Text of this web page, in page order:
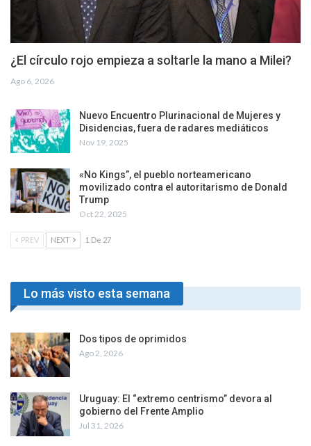
¿El círculo rojo empieza a soltarle la mano a Milei?
Ago 6, 2026
Nuevo Encuentro Plurinacional de Mujeres y
Disidencias, fuera de radares mediáticos
Nov 19, 2025
«No Kings”, el pueblo norteamericano
movilizado contra el autoritarismo de Donald
Trump
Oct 22, 2025
PREV NEXT 1 De 27
Lo más visto esta semana
Dos tipos de oprimidos
Ago 2, 2026
Uruguay: El “extremo centrismo” devora al
gobierno del Frente Amplio
Jul 31, 2026